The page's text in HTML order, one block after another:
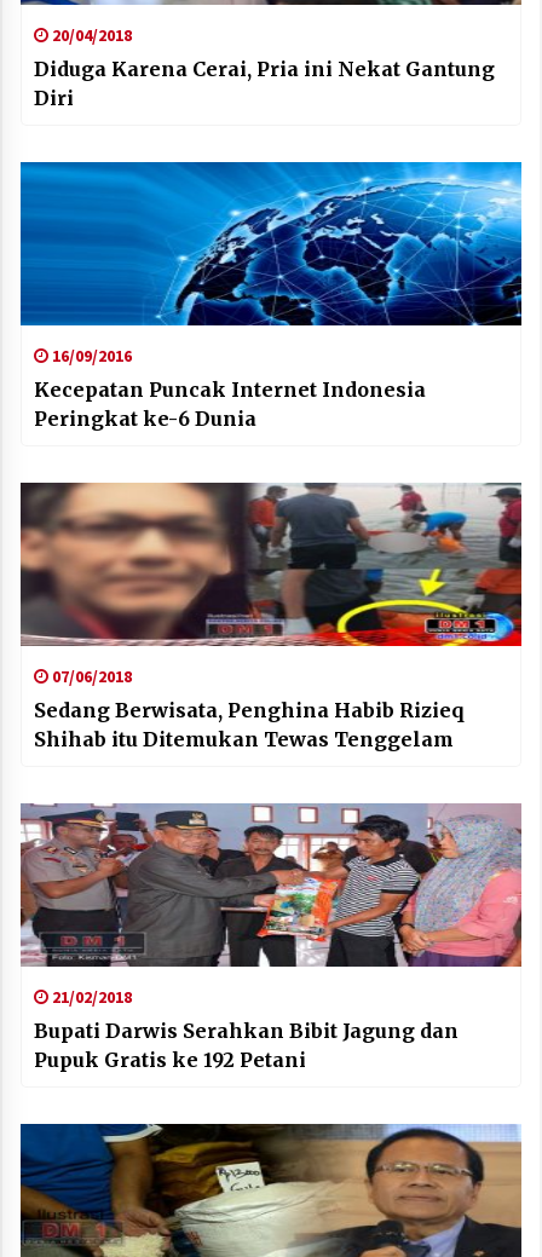
20/04/2018
Diduga Karena Cerai, Pria ini Nekat Gantung
Diri
16/09/2016
Kecepatan Puncak Internet Indonesia
Peringkat ke-6 Dunia
07/06/2018
Sedang Berwisata, Penghina Habib Rizieq
Shihab itu Ditemukan Tewas Tenggelam
21/02/2018
Bupati Darwis Serahkan Bibit Jagung dan
Pupuk Gratis ke 192 Petani